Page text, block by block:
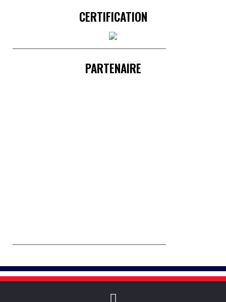
CERTIFICATION
PARTENAIRE